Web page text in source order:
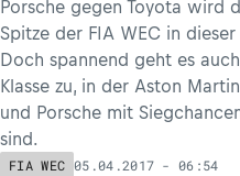
Porsche gegen Toyota wird
Spitze der FIA WEC in dieser
Doch spannend geht es
Klasse zu, in der Aston
und Porsche mit
sind.
FIA WEC 05.04.2017 - 06:54